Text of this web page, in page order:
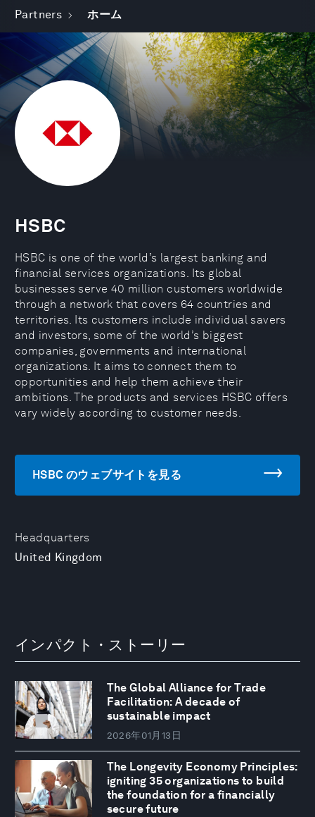
Partners ホーム
Headquarters
United Kingdom
HSBC
HSBC is one of the world’s largest banking and
financial services organizations. Its global
businesses serve 40 million customers worldwide
through a network that covers 64 countries and
territories. Its customers include individual savers
and investors, some of the world’s biggest
companies, governments and international
organizations. It aims to connect them to
opportunities and help them achieve their
ambitions. The products and services HSBC offers
vary widely according to customer needs.
HSBC のウェブサイトを見る
インパクト・ストーリー
The Global Alliance for Trade
Facilitation: A decade of
sustainable impact
2026年01月13日
The Longevity Economy Principles:
igniting 35 organizations to build
the foundation for a financially
secure future